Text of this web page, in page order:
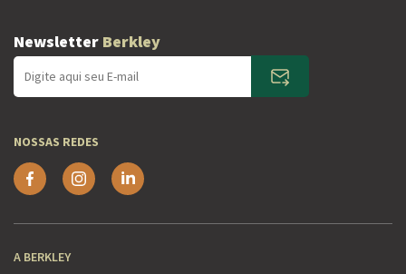
Newsletter Berkley
NOSSAS REDES
A BERKLEY